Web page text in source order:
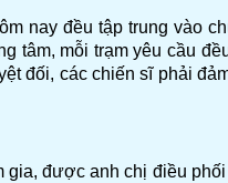
nay đều tập trung
tâm, mỗi trạm yêu cầu
đối, các chiến sĩ phải
được anh chị điều